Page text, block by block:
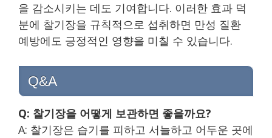
을 감소시키는 데도 기여합니다. 이러한 효과 덕
분에 찰기장을 규칙적으로 섭취하면 만성 질환
예방에도 긍정적인 영향을 미칠 수 있습니다.
Q&A
Q: 찰기장을 어떻게 보관하면 좋을까요?
A: 찰기장은 습기를 피하고 서늘하고 어두운 곳에